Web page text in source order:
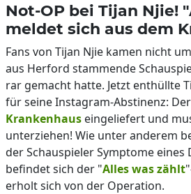
Not-OP bei Tijan Njie!
meldet sich aus dem
Fans von Tijan Njie kamen nicht
aus Herford stammende
rar gemacht hatte. Jetzt enthüllte
für seine Instagram-Abstinenz:
Krankenhaus eingeliefert und
unterziehen! Wie unter anderem
der Schauspieler Symptome
befindet sich der "Alles was zählt
erholt sich von der Operation.